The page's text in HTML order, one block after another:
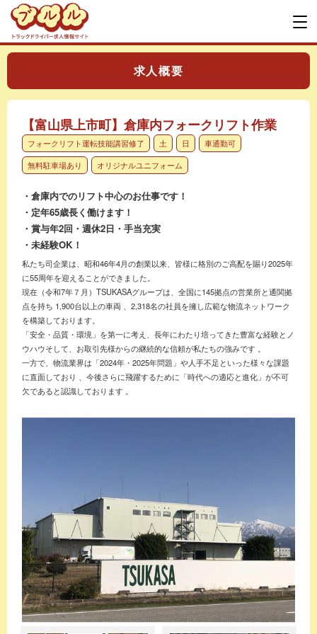
求人概要
【富山県上市町】倉庫内フォークリフト作業
フォークリフト運転技能講習修了 土 日
車通勤可
無料駐車場あり
オリジナルユニフォーム
・倉庫内でのリフト中心のお仕事です！
・定年65歳長く働けます！
・賞与年2回・週休2日・手当充実
・未経験OK！
私たち司企業は、昭和46年4月の創業以来、皆様に格別のご高配を賜り2025年
に55周年を迎えることができました。
現在（令和7年７月）TSUKASAグループは、全国に145拠点の営業所と通関拠
点を持ち 1,900台以上の車両 、2,318名の社員を擁し広範な物流ネットワーク
を構築しております。
「安全・品質・環境」を第一に考え、長年にわたり培ってきた豊富な経験とノ
ウハウそして、お取引先様からの継続的な信頼が私たちの強みです 。
一方で、物流業界は「2024年・2025年問題」や人手不足といった様々な課題
に直面しており 、今後さらに飛躍するために「時代への適応と進化」が不可
欠であると認識しております 。